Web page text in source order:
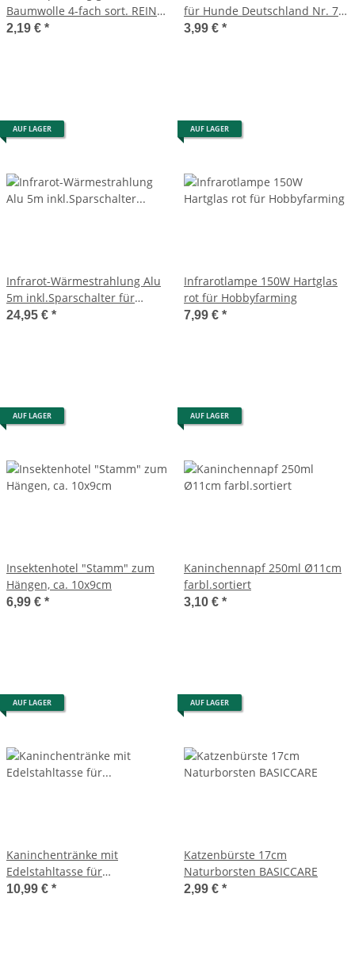
Baumwolle 4-fach sort. REINEX
PET`S WORLD
2,19 € *
für Hunde Deutschland Nr. 72
Fußball WM/EM #1
3,99 € *
AUF LAGER
Infrarot-Wärmestrahlung Alu
5m inkl.Sparschalter für
Hobbyfarming
24,95 € *
AUF LAGER
Infrarotlampe 150W Hartglas
rot für Hobbyfarming
7,99 € *
AUF LAGER
Insektenhotel "Stamm" zum
Hängen, ca. 10x9cm
6,99 € *
AUF LAGER
Kaninchennapf 250ml Ø11cm
farbl.sortiert
3,10 € *
AUF LAGER
Kaninchentränke mit
Edelstahltasse für
Hobbyfarming
10,99 € *
AUF LAGER
Katzenbürste 17cm
Naturborsten BASICCARE
2,99 € *